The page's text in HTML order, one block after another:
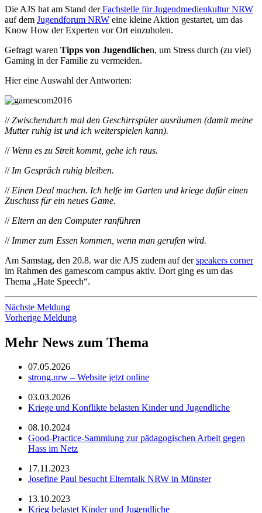
Die AJS hat am Stand derFachstelle für Jugendmedienkultur NRW
auf dem Jugendforum NRW eine kleine Aktion gestartet, um das
Know How der Experten vor Ort einzuholen.
Gefragt waren Tipps von Jugendlichen, um Stress durch (zu viel)
Gaming in der Familie zu vermeiden.
Hier eine Auswahl der Antworten:
//Zwischendurch mal den Geschirrspüler ausräumen (damit meine
Mutter ruhig ist und ich weiterspielen kann).
// Wenn es zu Streit kommt, gehe ich raus.
// Im Gespräch ruhig bleiben.
// Einen Deal machen. Ich helfe im Garten und kriege dafür einen
Zuschuss für ein neues Game.
// Eltern an den Computer ranführen
// Immer zum Essen kommen, wenn man gerufen wird.
Am Samstag, den 20.8. war die AJS zudem auf derspeakers corner
im Rahmen des gamescom campus aktiv. Dort ging es um das
Thema „Hate Speech“.
Nächste Meldung
Vorherige Meldung
Mehr News zum Thema
07.05.2026
strong.nrw – Website jetzt online
03.03.2026
Kriege und Konflikte belasten Kinder und Jugendliche
08.10.2024
Good-Practice-Sammlung zur pädagogischen Arbeit gegen
Hass im Netz
17.11.2023
Josefine Paul besucht Elterntalk NRW in Münster
13.10.2023
Krieg belastet Kinder und Jugendliche